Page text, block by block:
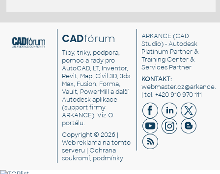
CADfórum
Tipy, triky, podpora,
pomoc a rady pro
AutoCAD, LT, Inventor,
Revit, Map, Civil 3D, 3ds
Max, Fusion, Forma,
Vault, PowerMill a další
Autodesk aplikace
(support firmy
ARKANCE). VizO
portálu.
Copyright © 2026 |
Web reklama na tomto
serveru |Ochrana
soukromí, podmínky
ARKANCE (CAD
Studio) - Autodesk
Platinum Partner &
Training Center &
Services Partner
KONTAKT:
| tel. +420 910 970 111